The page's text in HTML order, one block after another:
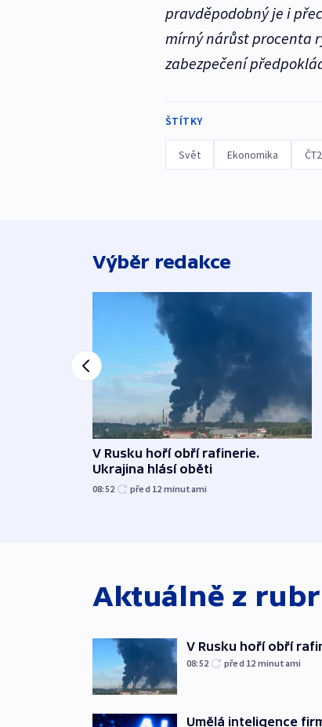
pravděpodobný je i
mírný nárůst procenta
zabezpečení
ŠTÍTKY
Svět Ekonomika
Výběr redakce
V Rusku hoří obří rafinerie.
Ukrajina hlásí oběti
08:52 před 12 minutami
Aktuálně z
V Rusku hoří obří
08:52 před 12 minutami
Umělá inteligence